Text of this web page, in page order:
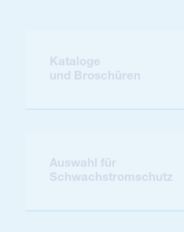
Kataloge
und Broschüren
Auswahl für
Schwachstromschutz